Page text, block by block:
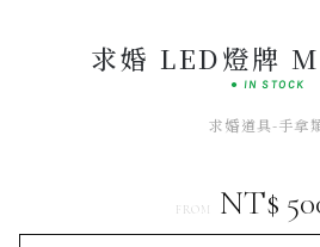
求婚 LED燈牌
● IN STOCK
求婚道具-手拿
FROM NT$